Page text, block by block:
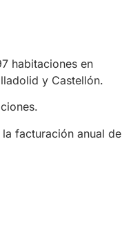
habitaciones en
y Castellón.
facturación anual de